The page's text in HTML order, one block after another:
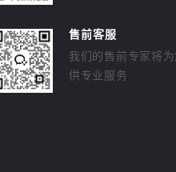
售前客服
我们的售前专家将为
供专业服务